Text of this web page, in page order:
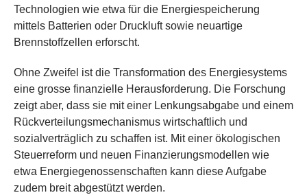
Technologien wie etwa für die Energiespeicherung
mittels Batterien oder Druckluft sowie neuartige
Brennstoffzellen erforscht.
Ohne Zweifel ist die Transformation des Energiesystems
eine grosse finanzielle Herausforderung. Die Forschung
zeigt aber, dass sie mit einer Lenkungsabgabe und einem
Rückverteilungsmechanismus wirtschaftlich und
sozialverträglich zu schaffen ist. Mit einer ökologischen
Steuerreform und neuen Finanzierungsmodellen wie
etwa Energiegenossenschaften kann diese Aufgabe
zudem breit abgestützt werden.